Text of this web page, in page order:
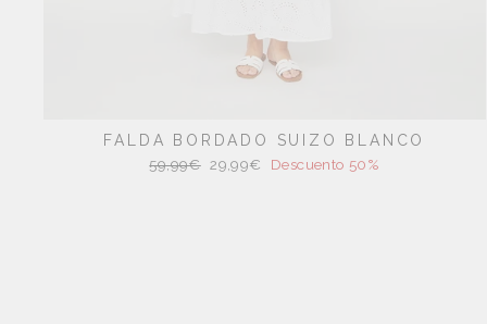
FALDA BORDADO SUIZO BLANCO
Precio
59,99€ Precio
29,99€ Descuento 50%